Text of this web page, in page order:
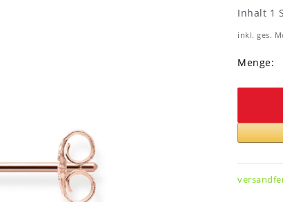
Inhalt 1
inkl. ges.
Menge: